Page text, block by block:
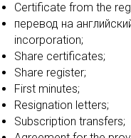
Certificate from the
перевод на
incorporation;
Share certificates;
Share register;
First minutes;
Resignation letters;
Subscription transfers;